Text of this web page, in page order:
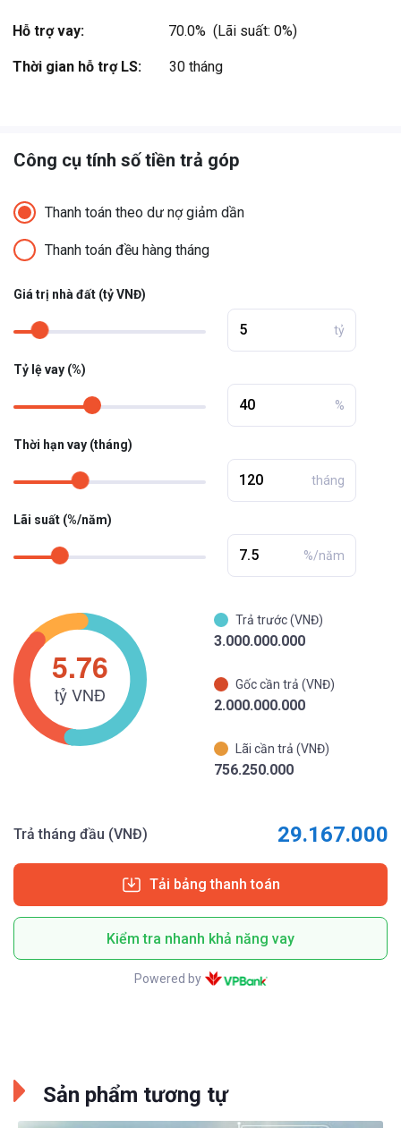
Xem thêm
Hỗ trợ vay: 70.0%  (Lãi suất: 0%)
Thời gian hỗ trợ LS: 30 tháng
Công cụ tính số tiền trả góp
Thanh toán theo dư nợ giảm dần
Thanh toán đều hàng tháng
Giá trị nhà đất (tỷ VNĐ)
tỷ
Tỷ lệ vay (%)
%
Thời hạn vay (tháng)
tháng
Lãi suất (%/năm)
%/năm
Trả trước (VNĐ)
3.000.000.000
Gốc cần trả (VNĐ)
2.000.000.000
Lãi cần trả (VNĐ)
756.250.000
Trả tháng đầu (VNĐ) 29.167.000
Tải bảng thanh toán
Kiểm tra nhanh khả năng vay
Powered by
Sản phẩm tương tự